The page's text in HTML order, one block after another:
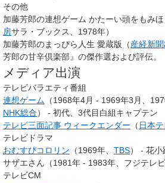
その他
加藤芳郎の連想ゲーム かたーい頭をもみ
房サラ・ブックス、1978年）
加藤芳郎のまっぴら人生 愛蔵版（産経新
芳郎の甘辛倶楽部』の傑作選および評伝。
メディア出演
テレビバラエティ番組
連想ゲーム （1968年4月 - 1969年3月、
NHK総合） - 初代、3代目白組キャプテン
テレビ三面記事 ウィークエンダー （ 日本
テレビドラマ
おむすびコロリン （1969年、 TBS） - 花
サザエさん（1981年 - 1983年、フジテレ
テレビCM